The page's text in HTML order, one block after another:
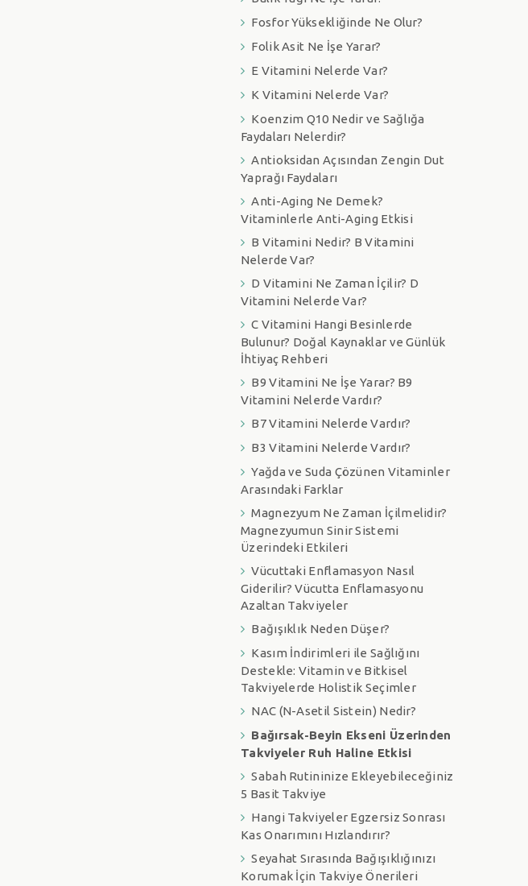
Fosfor Yüksekliğinde Ne Olur?
Folik Asit Ne İşe Yarar?
E Vitamini Nelerde Var?
K Vitamini Nelerde Var?
Koenzim Q10 Nedir ve Sağlığa
Faydaları Nelerdir?
Antioksidan Açısından Zengin Dut
Yaprağı Faydaları
Anti-Aging Ne Demek?
Vitaminlerle Anti-Aging Etkisi
B Vitamini Nedir? B Vitamini
Nelerde Var?
D Vitamini Ne Zaman İçilir? D
Vitamini Nelerde Var?
C Vitamini Hangi Besinlerde
Bulunur? Doğal Kaynaklar ve Günlük
İhtiyaç Rehberi
B9 Vitamini Ne İşe Yarar? B9
Vitamini Nelerde Vardır?
B7 Vitamini Nelerde Vardır?
B3 Vitamini Nelerde Vardır?
Yağda ve Suda Çözünen Vitaminler
Arasındaki Farklar
Magnezyum Ne Zaman İçilmelidir?
Magnezyumun Sinir Sistemi
Üzerindeki Etkileri
Vücuttaki Enflamasyon Nasıl
Giderilir? Vücutta Enflamasyonu
Azaltan Takviyeler
Bağışıklık Neden Düşer?
Kasım İndirimleri ile Sağlığını
Destekle: Vitamin ve Bitkisel
Takviyelerde Holistik Seçimler
NAC (N-Asetil Sistein) Nedir?
Bağırsak-Beyin Ekseni Üzerinden
Takviyeler Ruh Haline Etkisi
Sabah Rutininize Ekleyebileceğiniz
5 Basit Takviye
Hangi Takviyeler Egzersiz Sonrası
Kas Onarımını Hızlandırır?
Seyahat Sırasında Bağışıklığınızı
Korumak İçin Takviye Önerileri